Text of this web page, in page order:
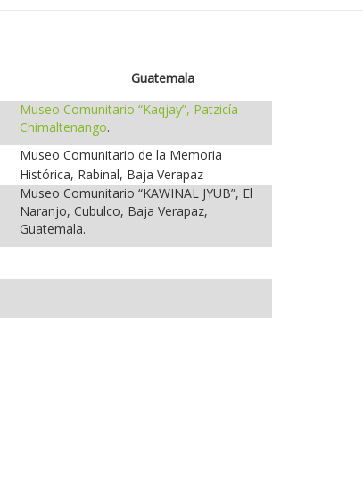
Guatemala
Museo Comunitario “Kaqjay”, Patzicía-
Chimaltenango.
Museo Comunitario de la Memoria
Histórica, Rabinal, Baja Verapaz
Museo Comunitario “KAWINAL JYUB”, El
Naranjo, Cubulco, Baja Verapaz,
Guatemala.